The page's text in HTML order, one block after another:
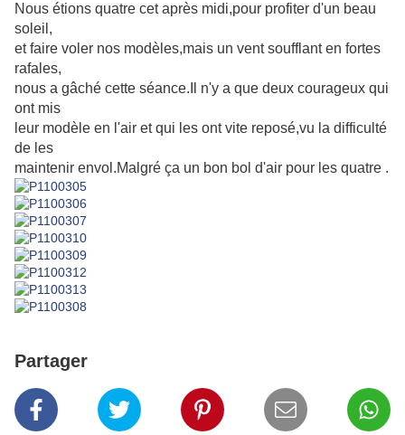
Nous étions quatre cet après midi,pour profiter d'un beau
soleil,
et faire voler nos modèles,mais un vent soufflant en fortes
rafales,
nous a gâché cette séance.Il n'y a que deux courageux qui
ont mis
leur modèle en l'air et qui les ont vite reposé,vu la difficulté
de les
maintenir envol.Malgré ça un bon bol d'air pour les quatre .
Partager